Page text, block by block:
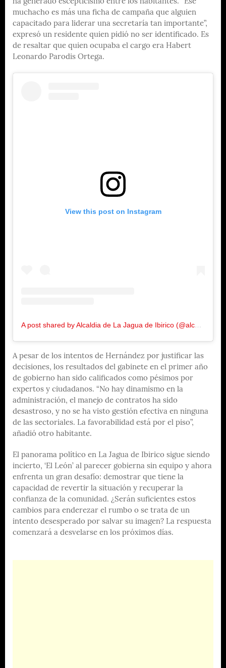
ha generado escepticismo entre los habitantes. “Ese
muchacho es más una ficha de campaña que alguien
capacitado para liderar una secretaría tan importante”,
expresó un residente quien pidió no ser identificado. Es
de resaltar que quien ocupaba el cargo era Habert
Leonardo Parodis Ortega.
View this post on Instagram
A post shared by Alcaldia de La Jagua de Ibirico (@alcaldiadelajaguadeibirico)
A pesar de los intentos de Hernández por justificar las
decisiones, los resultados del gabinete en el primer año
de gobierno han sido calificados como pésimos por
expertos y ciudadanos. “No hay dinamismo en la
administración, el manejo de contratos ha sido
desastroso, y no se ha visto gestión efectiva en ninguna
de las sectoriales. La favorabilidad está por el piso”,
añadió otro habitante.
El panorama político en La Jagua de Ibirico sigue siendo
incierto, ‘El León’ al parecer gobierna sin equipo y ahora
enfrenta un gran desafío: demostrar que tiene la
capacidad de revertir la situación y recuperar la
confianza de la comunidad. ¿Serán suficientes estos
cambios para enderezar el rumbo o se trata de un
intento desesperado por salvar su imagen? La respuesta
comenzará a desvelarse en los próximos días.